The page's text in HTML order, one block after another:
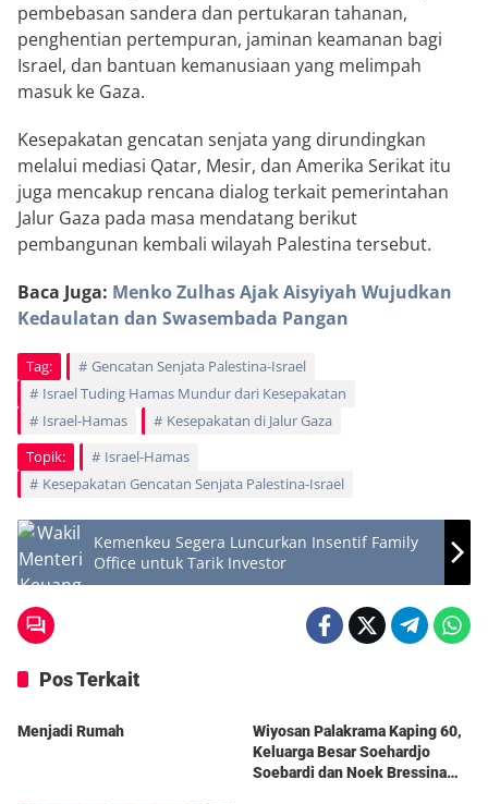
pembebasan sandera dan pertukaran tahanan,
penghentian pertempuran, jaminan keamanan bagi
Israel, dan bantuan kemanusiaan yang melimpah
masuk ke Gaza.
Kesepakatan gencatan senjata yang dirundingkan
melalui mediasi Qatar, Mesir, dan Amerika Serikat itu
juga mencakup rencana dialog terkait pemerintahan
Jalur Gaza pada masa mendatang berikut
pembangunan kembali wilayah Palestina tersebut.
Baca Juga: Menko Zulhas Ajak Aisyiyah Wujudkan
Kedaulatan dan Swasembada Pangan
Tag:
Gencatan Senjata Palestina-Israel
Israel Tuding Hamas Mundur dari Kesepakatan
Israel-Hamas
Kesepakatan di Jalur Gaza
Topik:
Israel-Hamas
Kesepakatan Gencatan Senjata Palestina-Israel
Kemenkeu Segera Luncurkan Insentif Family
Office untuk Tarik Investor
Pos Terkait
Berita
Menjadi Rumah
Wiyosan Palakrama Kaping 60,
Keluarga Besar Soehardjo
Soebardi dan Noek Bressina